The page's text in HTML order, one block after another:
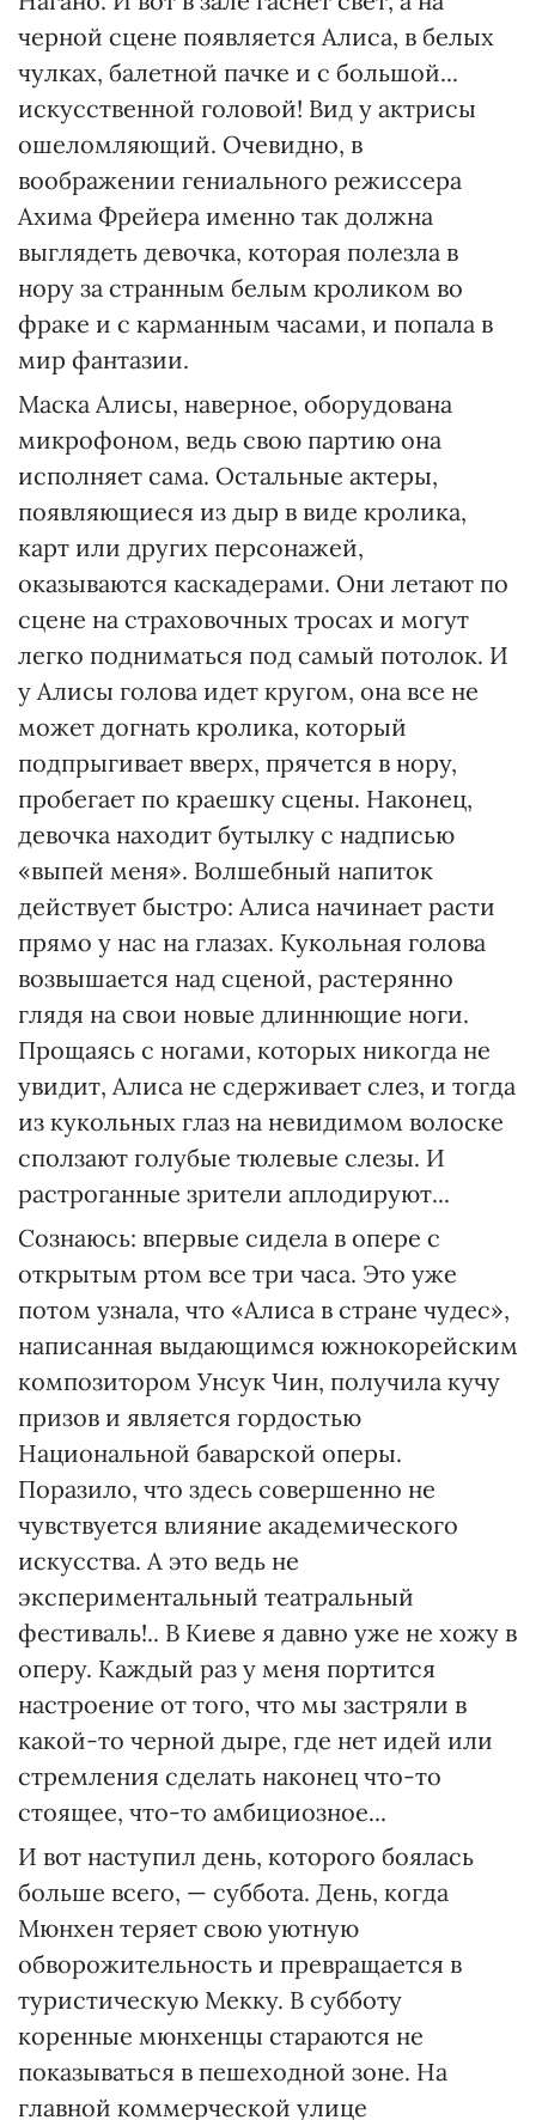
черной сцене появляется Алиса, в белых
чулках, балетной пачке и с большой...
искусственной головой! Вид у актрисы
ошеломляющий. Очевидно, в
воображении гениального режиссера
Ахима Фрейера именно так должна
выглядеть девочка, которая полезла в
нору за странным белым кроликом во
фраке и с карманным часами, и попала в
мир фантазии.
Маска Алисы, наверное, оборудована
микрофоном, ведь свою партию она
исполняет сама. Остальные актеры,
появляющиеся из дыр в виде кролика,
карт или других персонажей,
оказываются каскадерами. Они летают по
сцене на страховочных тросах и могут
легко подниматься под самый потолок. И
у Алисы голова идет кругом, она все не
может догнать кролика, который
подпрыгивает вверх, прячется в нору,
пробегает по краешку сцены. Наконец,
девочка находит бутылку с надписью
«выпей меня». Волшебный напиток
действует быстро: Алиса начинает расти
прямо у нас на глазах. Кукольная голова
возвышается над сценой, растерянно
глядя на свои новые длиннющие ноги.
Прощаясь с ногами, которых никогда не
увидит, Алиса не сдерживает слез, и тогда
из кукольных глаз на невидимом волоске
сползают голубые тюлевые слезы. И
растроганные зрители аплодируют...
Сознаюсь: впервые сидела в опере с
открытым ртом все три часа. Это уже
потом узнала, что «Алиса в стране чудес»,
написанная выдающимся южнокорейским
композитором Унсук Чин, получила кучу
призов и является гордостью
Национальной баварской оперы.
Поразило, что здесь совершенно не
чувствуется влияние академического
искусства. А это ведь не
экспериментальный театральный
фестиваль!.. В Киеве я давно уже не хожу в
оперу. Каждый раз у меня портится
настроение от того, что мы застряли в
какой-то черной дыре, где нет идей или
стремления сделать наконец что-то
стоящее, что-то амбициозное...
И вот наступил день, которого боялась
больше всего, — суббота. День, когда
Мюнхен теряет свою уютную
обворожительность и превращается в
туристическую Мекку. В субботу
коренные мюнхенцы стараются не
показываться в пешеходной зоне. На
главной коммерческой улице